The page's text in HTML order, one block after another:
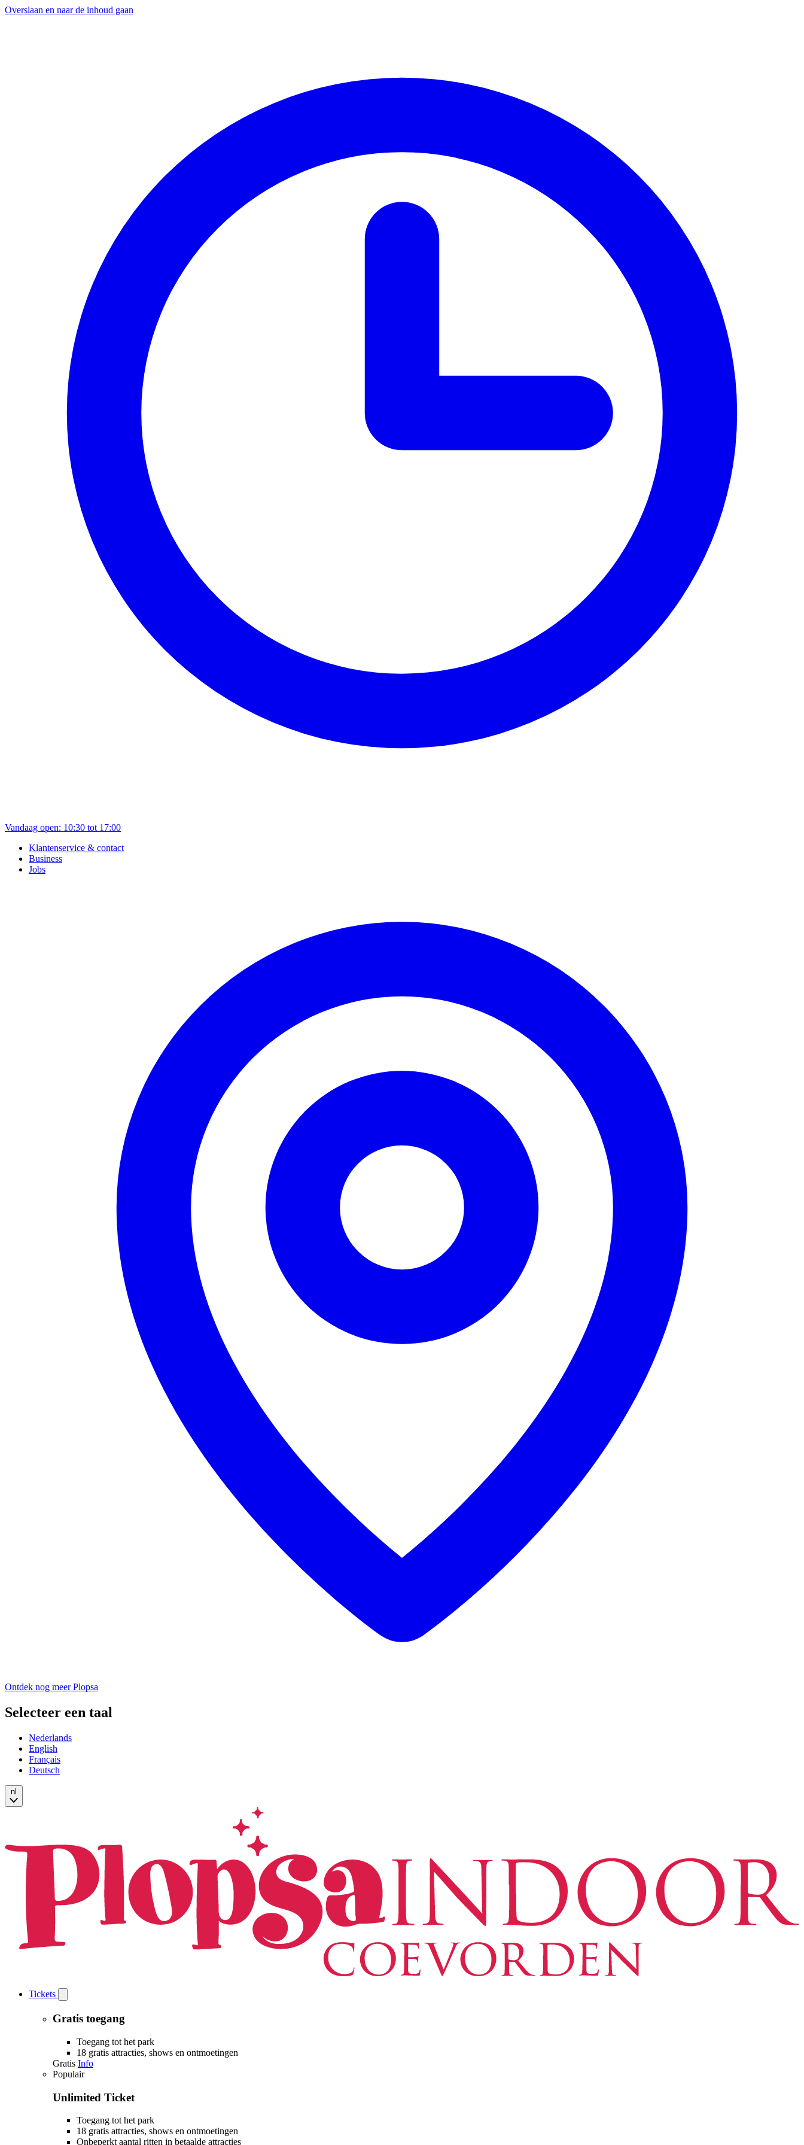
Overslaan en naar de inhoud gaan
Vandaag open: 10:30 tot 17:00
Klantenservice & contact
Business
Jobs
Ontdek nog meer Plopsa
Selecteer een taal
Nederlands
English
Français
Deutsch
nl
Tickets
Tickets
submenu
Gratis toegang
Toegang tot het park
18 gratis attracties, shows en ontmoetingen
Gratis Info
Populair
Unlimited Ticket
Toegang tot het park
18 gratis attracties, shows en ontmoetingen
Onbeperkt aantal ritten in betaalde attracties